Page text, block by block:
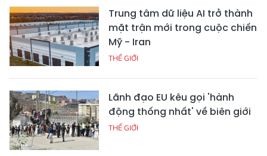
Trung tâm dữ liệu AI trở thành
mặt trận mới trong cuộc chiến
Mỹ - Iran
THẾ GIỚI
Lãnh đạo EU kêu gọi 'hành
động thống nhất' về biên giới
THẾ GIỚI